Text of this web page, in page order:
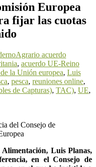
Europea
fijar las cuotas
acuerdo
, acuerdo UE-Reino
la Unión europea, Luis
, pesca, reuniones online,
de Capturas), TAC), UE,
del Consejo de
Luis Planas,
en el Consejo de